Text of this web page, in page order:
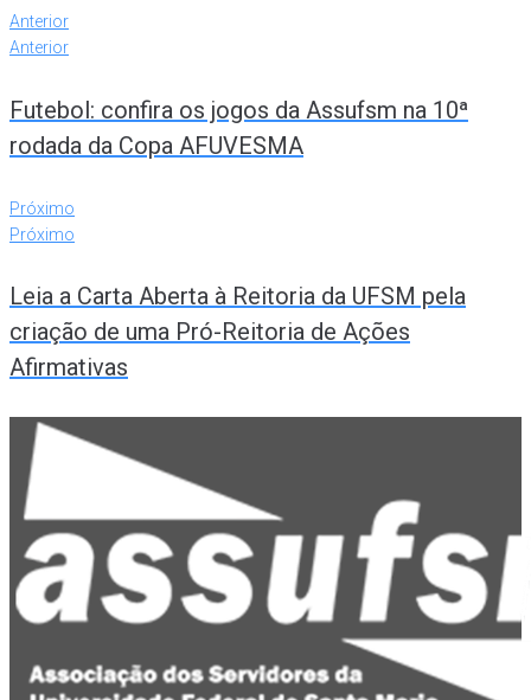
Anterior
Anterior
Futebol: confira os jogos da Assufsm na 10ª
rodada da Copa AFUVESMA
Próximo
Próximo
Leia a Carta Aberta à Reitoria da UFSM pela
criação de uma Pró-Reitoria de Ações
Afirmativas